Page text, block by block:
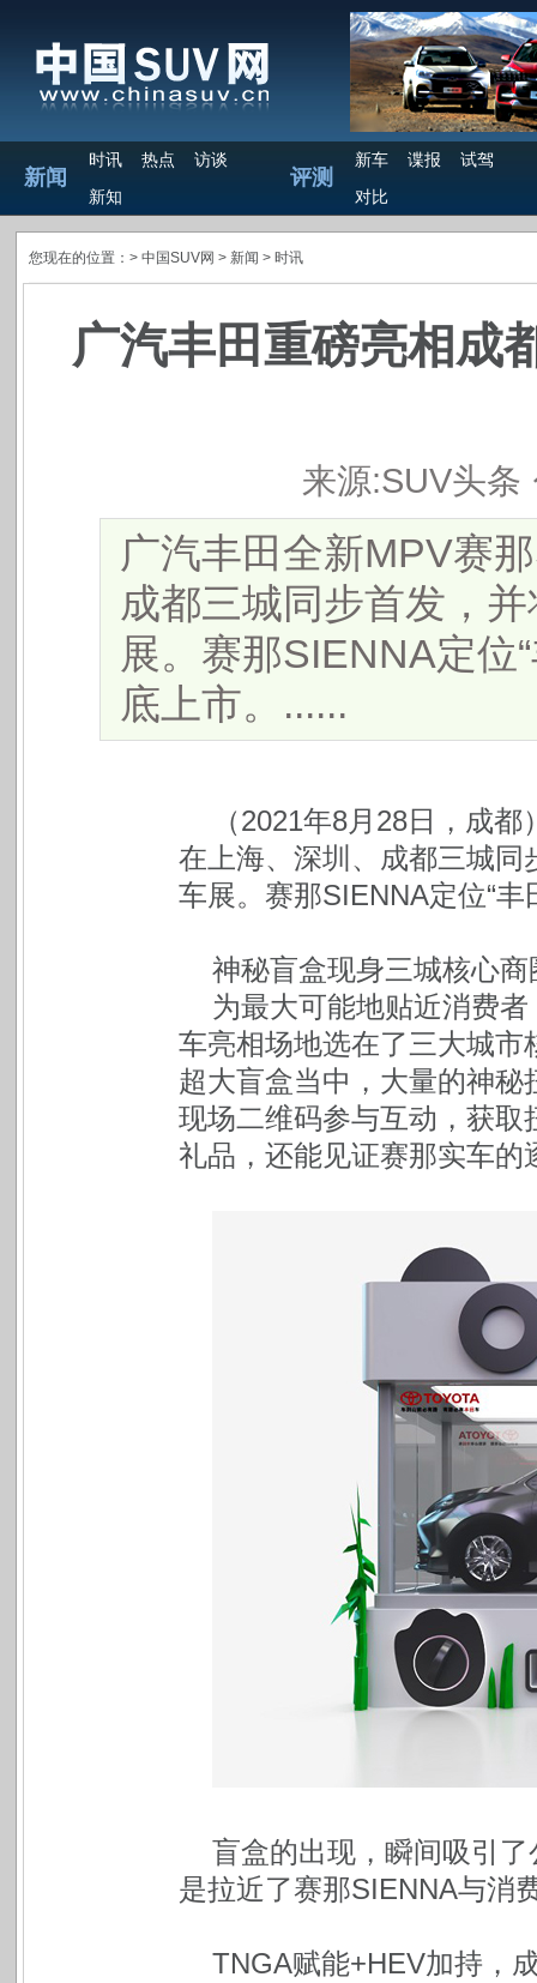
新闻
时讯 热点
访谈
新知
评测
新车 谍报
试驾
对比
您现在的位置：> 中国SUV网 > 新闻 > 时讯
广汽丰田重磅亮相成
来源:SUV头条
广汽丰田全新MPV赛
成都三城同步首发，
展。赛那SIENNA定位
底上市。......
（2021年8月28日，成
在上海、深圳、成都三城同
车展。赛那SIENNA定位“
神秘盲盒现身三城核心商
为最大可能地贴近消费
车亮相场地选在了三大城
超大盲盒当中，大量的神
现场二维码参与互动，获
礼品，还能见证赛那实车的
盲盒的出现，瞬间吸引
是拉近了赛那SIENNA与消
TNGA赋能+HEV加持，